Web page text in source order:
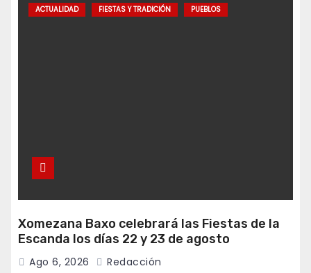
ACTUALIDAD FIESTAS Y TRADICIÓN PUEBLOS
Xomezana Baxo celebrará las Fiestas de la
Escanda los días 22 y 23 de agosto
Ago 6, 2026 Redacción